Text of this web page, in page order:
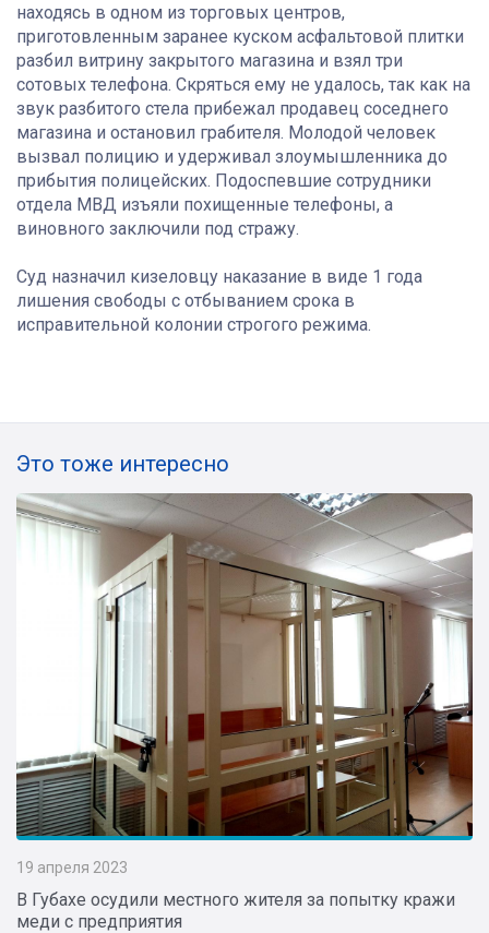
находясь в одном из торговых центров,
приготовленным заранее куском асфальтовой плитки
разбил витрину закрытого магазина и взял три
сотовых телефона. Скряться ему не удалось, так как на
звук разбитого стела прибежал продавец соседнего
магазина и остановил грабителя. Молодой человек
вызвал полицию и удерживал злоумышленника до
прибытия полицейских. Подоспевшие сотрудники
отдела МВД изъяли похищенные телефоны, а
виновного заключили под стражу.
Суд назначил кизеловцу наказание в виде 1 года
лишения свободы с отбыванием срока в
исправительной колонии строгого режима.
Это тоже интересно
19 апреля 2023
В Губахе осудили местного жителя за попытку кражи
меди с предприятия